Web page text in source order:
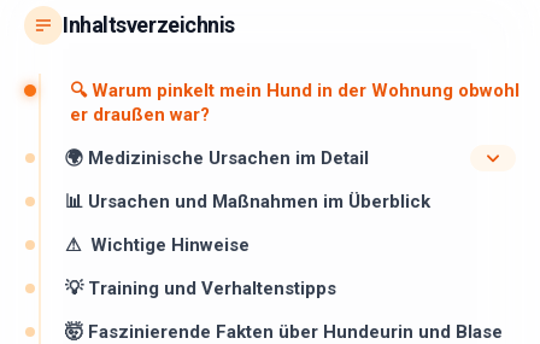
Inhaltsverzeichnis
🔍 Warum pinkelt mein Hund in der Wohnung obwohl
er draußen war?
🌍 Medizinische Ursachen im Detail
📊 Ursachen und Maßnahmen im Überblick
⚠ ️ Wichtige Hinweise
💡 Training und Verhaltenstipps
🤯 Faszinierende Fakten über Hundeurin und Blase